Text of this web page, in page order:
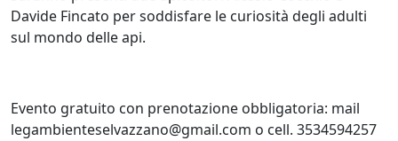
Davide Fincato per soddisfare le curiosità degli adulti
sul mondo delle api.
Evento gratuito con prenotazione obbligatoria: mail
legambienteselvazzano@gmail.com o cell. 3534594257